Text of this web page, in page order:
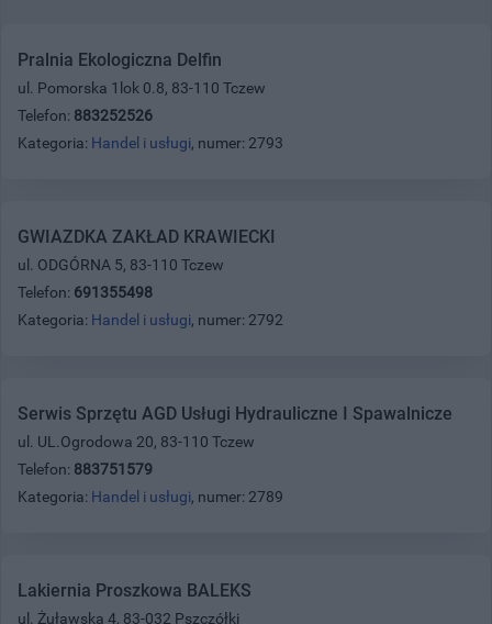
Pralnia Ekologiczna Delfin
ul. Pomorska 1lok 0.8, 83-110 Tczew
Telefon: 883252526
Kategoria: Handel i usługi, numer: 2793
GWIAZDKA ZAKŁAD KRAWIECKI
ul. ODGÓRNA 5, 83-110 Tczew
Telefon: 691355498
Kategoria: Handel i usługi, numer: 2792
Serwis Sprzętu AGD Usługi Hydrauliczne I Spawalnicze
ul. UL.Ogrodowa 20, 83-110 Tczew
Telefon: 883751579
Kategoria: Handel i usługi, numer: 2789
Lakiernia Proszkowa BALEKS
ul. Żuławska 4, 83-032 Pszczółki